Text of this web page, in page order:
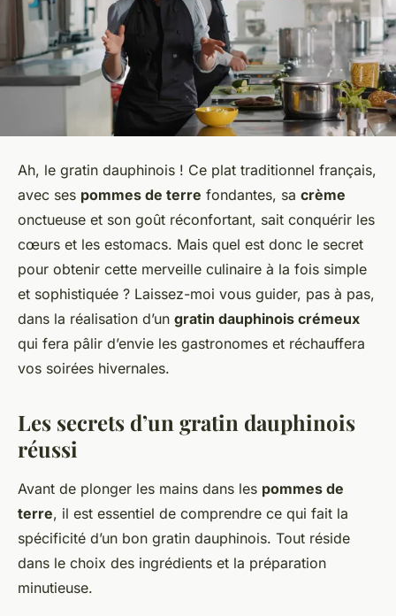
Ah, le gratin dauphinois ! Ce plat traditionnel français,
avec ses pommes de terre fondantes, sa crème
onctueuse et son goût réconfortant, sait conquérir les
cœurs et les estomacs. Mais quel est donc le secret
pour obtenir cette merveille culinaire à la fois simple
et sophistiquée ? Laissez-moi vous guider, pas à pas,
dans la réalisation d’un gratin dauphinois crémeux
qui fera pâlir d’envie les gastronomes et réchauffera
vos soirées hivernales.
Les secrets d’un gratin dauphinois
réussi
Avant de plonger les mains dans les pommes de
terre, il est essentiel de comprendre ce qui fait la
spécificité d’un bon gratin dauphinois. Tout réside
dans le choix des ingrédients et la préparation
minutieuse.